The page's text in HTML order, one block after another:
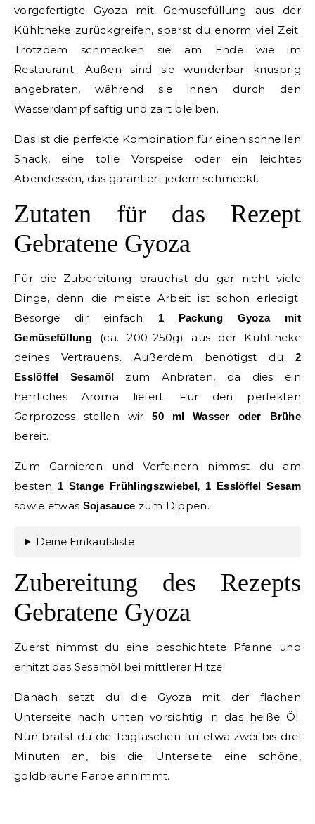
vorgefertigte Gyoza mit Gemüsefüllung aus der
Kühltheke zurückgreifen, sparst du enorm viel Zeit.
Trotzdem schmecken sie am Ende wie im
Restaurant. Außen sind sie wunderbar knusprig
angebraten, während sie innen durch den
Wasserdampf saftig und zart bleiben.
Das ist die perfekte Kombination für einen schnellen
Snack, eine tolle Vorspeise oder ein leichtes
Abendessen, das garantiert jedem schmeckt.
Zutaten für das Rezept
Gebratene Gyoza
Für die Zubereitung brauchst du gar nicht viele
Dinge, denn die meiste Arbeit ist schon erledigt.
Besorge dir einfach
1 Packung Gyoza mit
Gemüsefüllung(ca. 200-250g) aus der Kühltheke
deines Vertrauens. Außerdem benötigst du 2
Esslöffel Sesamöl zum Anbraten, da dies ein
herrliches Aroma liefert. Für den perfekten
Garprozess stellen wir50 ml Wasser oder Brühe
bereit.
Zum Garnieren und Verfeinern nimmst du am
besten 1 Stange Frühlingszwiebel, 1 Esslöffel Sesam
sowie etwas Sojasauce zum Dippen.
Deine Einkaufsliste
Zubereitung des Rezepts
Gebratene Gyoza
Zuerst nimmst du eine beschichtete Pfanne und
erhitzt das Sesamöl bei mittlerer Hitze.
Danach setzt du die Gyoza mit der flachen
Unterseite nach unten vorsichtig in das heiße Öl.
Nun brätst du die Teigtaschen für etwa zwei bis drei
Minuten an, bis die Unterseite eine schöne,
goldbraune Farbe annimmt.